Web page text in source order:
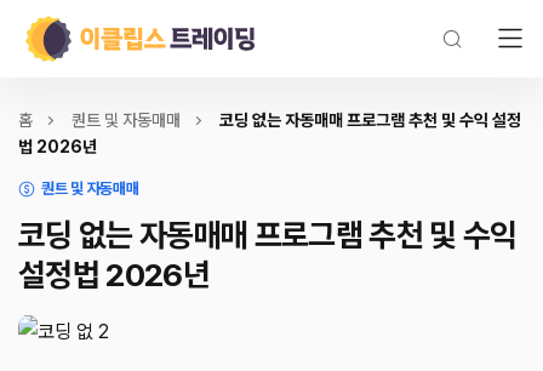
홈 퀀트 및 자동매매
코딩 없는 자동매매 프로그램 추천 및 수익 설정
법 2026년
퀀트 및 자동매매
코딩 없는 자동매매 프로그램 추천 및 수익
설정법 2026년